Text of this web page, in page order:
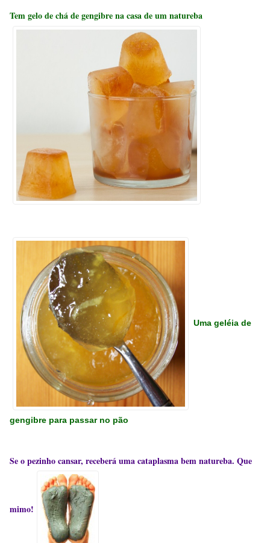
Tem gelo de chá de gengibre na casa de um natureba
Uma geléia de
gengibre para passar no pão
Se o pezinho cansar,receberá uma cataplasma bem natureba. Que
mimo!